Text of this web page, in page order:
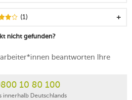
(1)
nicht gefunden?
beantworten Ihre
10 80 100
innerhalb Deutschlands